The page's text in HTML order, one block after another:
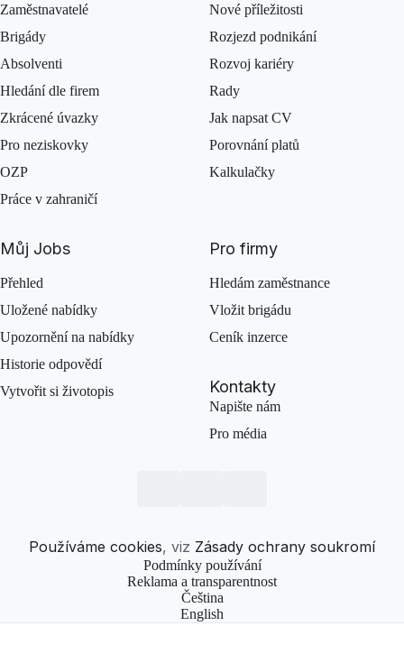
Zaměstnavatelé
Brigády
Absolventi
Hledání dle firem
Zkrácené úvazky
Pro neziskovky
OZP
Práce v zahraničí
Nové příležitosti
Rozjezd podnikání
Rozvoj kariéry
Rady
Jak napsat CV
Porovnání platů
Kalkulačky
Můj Jobs
Přehled
Uložené nabídky
Upozornění na nabídky
Historie odpovědí
Vytvořit si životopis
Pro firmy
Hledám zaměstnance
Vložit brigádu
Ceník inzerce
Kontakty
Napište nám
Pro média
Používáme cookies, viz Zásady ochrany soukromí
Podmínky používání
Reklama a transparentnost
Čeština
English